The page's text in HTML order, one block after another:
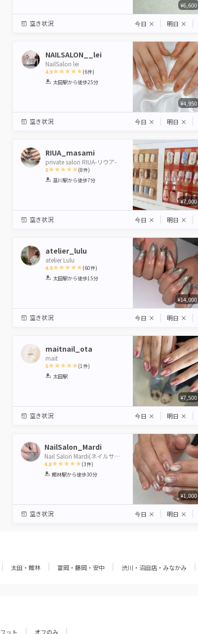
¥6,600
空き状況 今日 × 明日 ×
NAILSALON__lei
NailSalon lei
4.9
1 2 3 4 5
(6件)
太田駅から徒歩25分
¥4,950
空き状況 今日 × 明日 ×
RIUA_masami
private salon RIUA-リウア-
5
1 2 3 4 5
(8件)
韮川駅から徒歩7分
¥7,000
空き状況 今日 × 明日 ×
atelier_lulu
atelier Lulu
4.9
1 2 3 4 5
(60件)
太田駅から徒歩15分
¥14,000
空き状況 今日 × 明日 ×
maitnail_ota
mait
5
1 2 3 4
(1 件)
太田駅
¥7,500
空き状況 今日 × 明日 ×
NailSalon_Mardi
Nail Salon Mardi(ネイルサロンマルディ)
4.8
1 2 3 4 5
(3件)
館林駅から徒歩30分
¥1,000
空き状況 今日 × 明日 ×
太田・館林 富岡・藤岡・安中 渋川・沼田店・みなかみ
フット オフのみ